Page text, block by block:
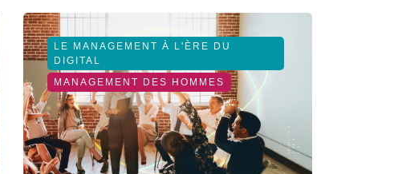
LE MANAGEMENT À L'ÈRE DU
DIGITAL
MANAGEMENT DES HOMMES